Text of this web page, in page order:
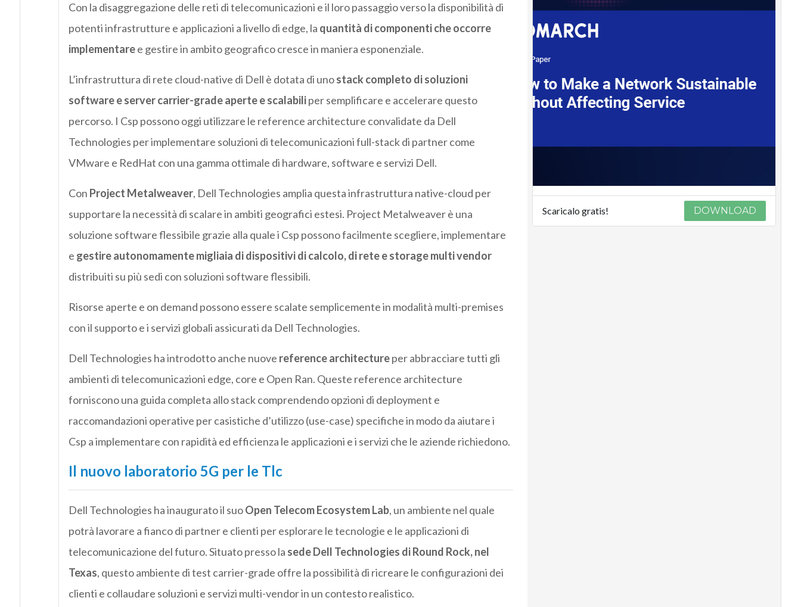
Con la disaggregazione delle reti di telecomunicazioni e il loro passaggio verso la disponibilità di
potenti infrastrutture e applicazioni a livello di edge, la quantità di componenti che occorre
implementaree gestire in ambito geografico cresce in maniera esponenziale.
L’infrastruttura di rete cloud-native di Dell è dotata di unostack completo di soluzioni
software e server carrier-grade aperte e scalabiliper semplificare e accelerare questo
percorso. I Csp possono oggi utilizzare le reference architecture convalidate da Dell
Technologies per implementare soluzioni di telecomunicazioni full-stack di partner come
VMware e RedHat con una gamma ottimale di hardware, software e servizi Dell.
Con Project Metalweaver, Dell Technologies amplia questa infrastruttura native-cloud per
supportare la necessità di scalare in ambiti geografici estesi. Project Metalweaver è una
soluzione software flessibile grazie alla quale i Csp possono facilmente scegliere, implementare
e gestire autonomamente migliaia di dispositivi di calcolo, di rete e storage multi vendor
distribuiti su più sedi con soluzioni software flessibili.
Risorse aperte e on demand possono essere scalate semplicemente in modalità multi-premises
con il supporto e i servizi globali assicurati da Dell Technologies.
Dell Technologies ha introdotto anche nuove reference architectureper abbracciare tutti gli
ambienti di telecomunicazioni edge, core e Open Ran. Queste reference architecture
forniscono una guida completa allo stack comprendendo opzioni di deployment e
raccomandazioni operative per casistiche d’utilizzo (use-case) specifiche in modo da aiutare i
Csp a implementare con rapidità ed efficienza le applicazioni e i servizi che le aziende richiedono.
Il nuovo laboratorio 5G per le Tlc
Dell Technologies ha inaugurato il suoOpen Telecom Ecosystem Lab, un ambiente nel quale
potrà lavorare a fianco di partner e clienti per esplorare le tecnologie e le applicazioni di
telecomunicazione del futuro. Situato presso la sede Dell Technologies di Round Rock, nel
Texas, questo ambiente di test carrier-grade offre la possibilità di ricreare le configurazioni dei
clienti e collaudare soluzioni e servizi multi-vendor in un contesto realistico.
Scaricalo gratis! DOWNLOAD